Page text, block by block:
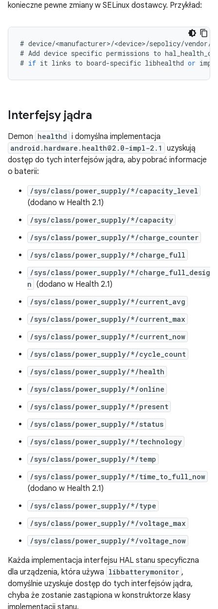
konieczne pewne zmiany w SELinux dostawcy. Przykład:
# device/<manufacturer>/<device>/sepolicy/vendor/
# Add device specific permissions to
# if it links to board-specific libhealthd or
Interfejsy jądra
Demon healthd i domyślna implementacja
android.hardware.health@2.0-impl-2.1
uzyskują
dostęp do tych interfejsów jądra, aby pobrać informacje
o baterii:
/sys/class/power_supply/*/capacity_level
(dodano w Health 2.1)
/sys/class/power_supply/*/capacity
/sys/class/power_supply/*/charge_counter
/sys/class/power_supply/*/charge_full
/sys/class/power_supply/*/charge_full_desig
n (dodano w Health 2.1)
/sys/class/power_supply/*/current_avg
/sys/class/power_supply/*/current_max
/sys/class/power_supply/*/current_now
/sys/class/power_supply/*/cycle_count
/sys/class/power_supply/*/health
/sys/class/power_supply/*/online
/sys/class/power_supply/*/present
/sys/class/power_supply/*/status
/sys/class/power_supply/*/technology
/sys/class/power_supply/*/temp
/sys/class/power_supply/*/time_to_full_now
(dodano w Health 2.1)
/sys/class/power_supply/*/type
/sys/class/power_supply/*/voltage_max
/sys/class/power_supply/*/voltage_now
Każda implementacja interfejsu HAL stanu specyficzna
dla urządzenia, która używa libbatterymonitor ,
domyślnie uzyskuje dostęp do tych interfejsów jądra,
chyba że zostanie zastąpiona w konstruktorze klasy
implementacji stanu.